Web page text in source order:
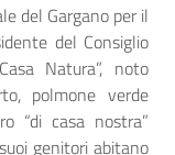
del Gargano per il
del Consiglio
Natura”, noto
polmone verde
“di casa nostra”
genitori abitano